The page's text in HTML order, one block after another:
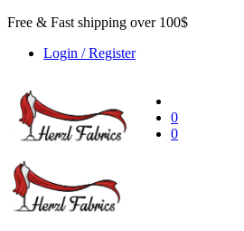
Free & Fast shipping over 100$
Login / Register
0
0